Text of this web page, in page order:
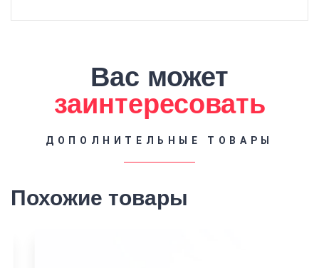
Вас может
заинтересовать
ДОПОЛНИТЕЛЬНЫЕ ТОВАРЫ
Похожие товары